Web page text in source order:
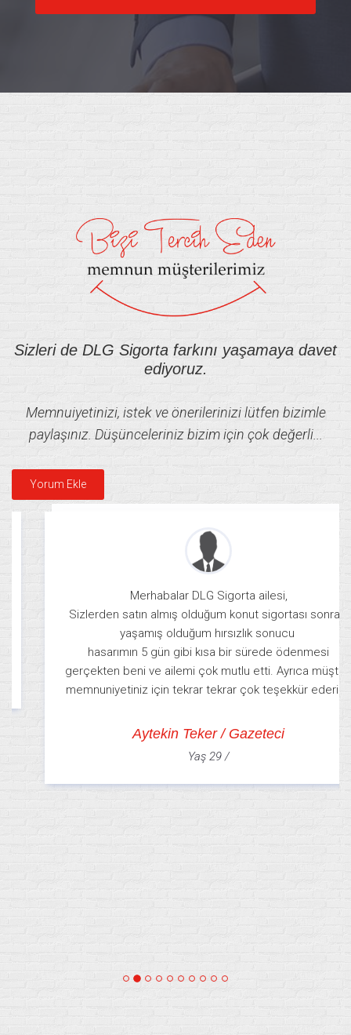
Sizleri de DLG Sigorta farkını yaşamaya davet
ediyoruz.
Memnuiyetinizi, istek ve önerilerinizi lütfen bizimle
paylaşınız. Düşünceleriniz bizim için çok değerli...
Yorum Ekle
Merhabalar DLG Sigorta ailesi,
Sizlerden satın almış olduğum konut sigortası sonrası
yaşamış olduğum hırsızlık sonucu
hasarımın 5 gün gibi kısa bir sürede ödenmesi
gerçekten beni ve ailemi çok mutlu etti. Ayrıca müşteri
memnuniyetiniz için tekrar tekrar çok teşekkür ederim.
Aytekin Teker / Gazeteci
Yaş 29 /